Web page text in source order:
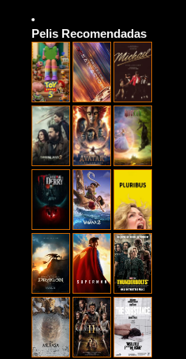
Pelis Recomendadas